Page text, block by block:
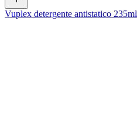
Vuplex detergente antistatico 235ml